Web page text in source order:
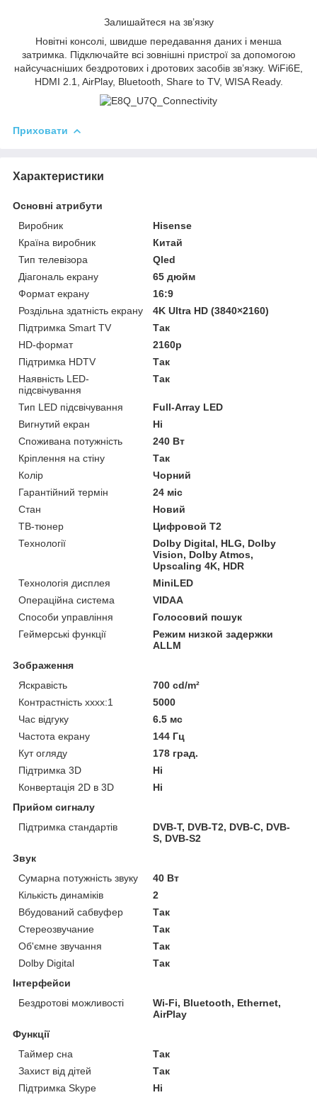
Залишайтеся на зв’язку
Новітні консолі, швидше передавання даних і менша
затримка. Підключайте всі зовнішні пристрої за допомогою
найсучасніших бездротових і дротових засобів зв’язку. WiFi6E,
HDMI 2.1, AirPlay, Bluetooth, Share to TV, WISA Ready.
Приховати
Характеристики
Основні атрибути
Виробник
Hisense
Країна виробник
Китай
Тип телевізора
Qled
Діагональ екрану
65 дюйм
Формат екрану
16:9
Роздільна здатність екрану
4K Ultra HD (3840×2160)
Підтримка Smart TV
Так
HD-формат
2160p
Підтримка HDTV
Так
Наявність LED-
підсвічування
Так
Тип LED підсвічування
Full-Array LED
Вигнутий екран
Ні
Споживана потужність
240 Вт
Кріплення на стіну
Так
Колір
Чорний
Гарантійний термін
24 міс
Стан
Новий
ТВ-тюнер
Цифровой Т2
Технології
Dolby Digital, HLG, Dolby
Vision, Dolby Atmos,
Upscaling 4K, HDR
Технологія дисплея
MiniLED
Операційна система
VIDAA
Способи управління
Голосовий пошук
Геймерські функції
Режим низкой задержки
ALLM
Зображення
Яскравість
700 cd/m²
Контрастність хххх:1
5000
Час відгуку
6.5 мс
Частота екрану
144 Гц
Кут огляду
178 град.
Підтримка 3D
Ні
Конвертація 2D в 3D
Ні
Прийом сигналу
Підтримка стандартів
DVB-T, DVB-T2, DVB-C, DVB-
S, DVB-S2
Звук
Сумарна потужність звуку
40 Вт
Кількість динаміків
2
Вбудований сабвуфер
Так
Стереозвучание
Так
Об'ємне звучання
Так
Dolby Digital
Так
Інтерфейси
Бездротові можливості
Wi-Fi, Bluetooth, Ethernet,
AirPlay
Функції
Таймер сна
Так
Захист від дітей
Так
Підтримка Skype
Ні